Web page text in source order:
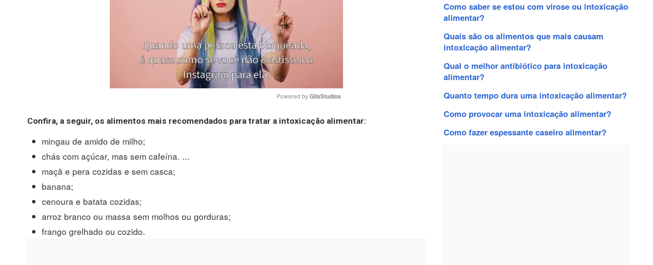
Mute
Powered by GliaStudios
Confira, a seguir, os alimentos mais recomendados para tratar a intoxicação alimentar:
mingau de amido de milho;
chás com açúcar, mas sem cafeína. ...
maçã e pera cozidas e sem casca;
banana;
cenoura e batata cozidas;
arroz branco ou massa sem molhos ou gorduras;
frango grelhado ou cozido.
Como saber se estou com virose ou intoxicação
alimentar?
Quais são os alimentos que mais causam
intoxicação alimentar?
Qual o melhor antibiótico para intoxicação
alimentar?
Quanto tempo dura uma intoxicação alimentar?
Como provocar uma intoxicação alimentar?
Como fazer espessante caseiro alimentar?